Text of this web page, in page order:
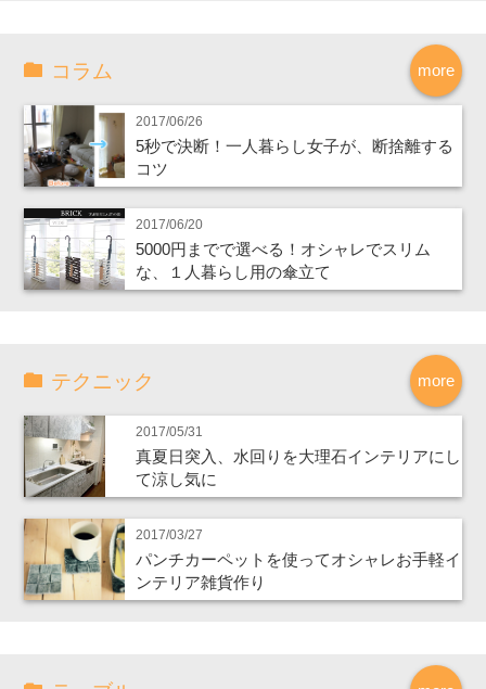
more
コラム
2017/06/26
5秒で決断！一人暮らし女子が、断捨離する
コツ
2017/06/20
5000円までで選べる！オシャレでスリム
な、１人暮らし用の傘立て
more
テクニック
2017/05/31
真夏日突入、水回りを大理石インテリアにし
て涼し気に
2017/03/27
パンチカーペットを使ってオシャレお手軽イ
ンテリア雑貨作り